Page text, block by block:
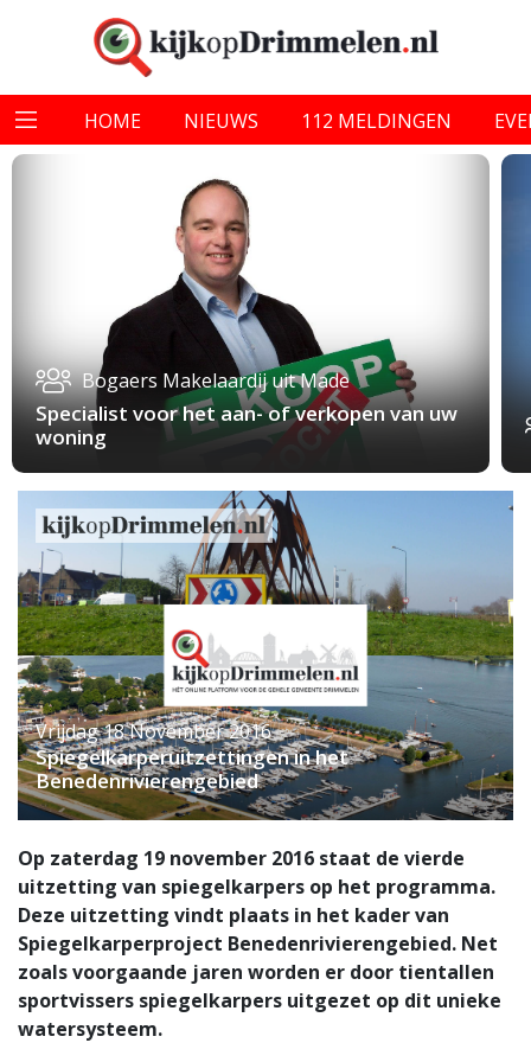
HOME NIEUWS 112 MELDINGEN
Bogaers Makelaardij uit Made
Specialist voor het aan- of verkopen van uw
woning
Vrijdag 18 November 2016
Spiegelkarperuitzettingen in het
Benedenrivierengebied
Op zaterdag 19 november 2016 staat de vierde
uitzetting van spiegelkarpers op het programma.
Deze uitzetting vindt plaats in het kader van
Spiegelkarperproject Benedenrivierengebied. Net
zoals voorgaande jaren worden er door tientallen
sportvissers spiegelkarpers uitgezet op dit unieke
watersysteem.